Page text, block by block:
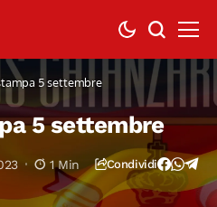
5 settembre
5 settembre
1 Min Condividi